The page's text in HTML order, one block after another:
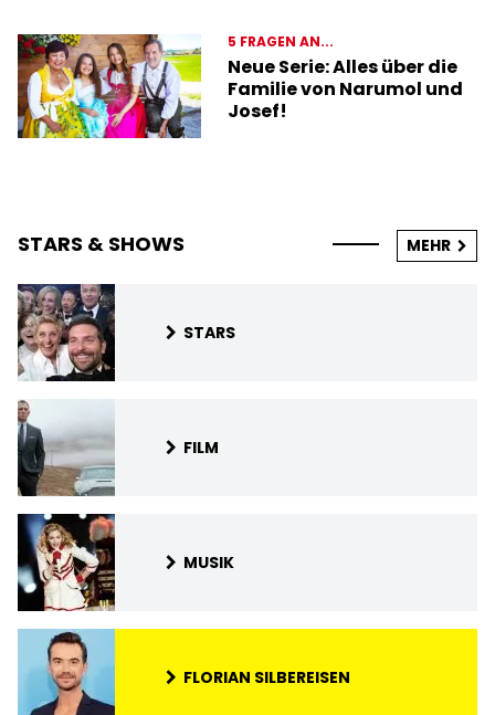
5 FRAGEN AN...
Neue Serie: Alles über die
Familie von Narumol und
Josef!
STARS & SHOWS MEHR
STARS
FILM
MUSIK
FLORIAN SILBEREISEN